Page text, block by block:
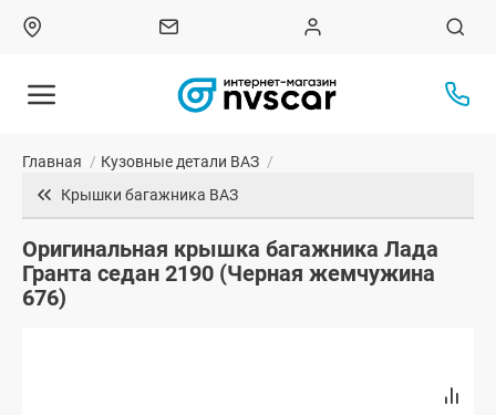
Главная / Кузовные детали ВАЗ /
Крышки багажника ВАЗ
Оригинальная крышка багажника Лада
Гранта седан 2190 (Черная жемчужина
676)